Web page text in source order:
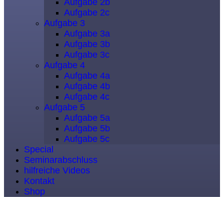
Aufgabe 2b
Aufgabe 2c
Aufgabe 3
Aufgabe 3a
Aufgabe 3b
Aufgabe 3c
Aufgabe 4
Aufgabe 4a
Aufgabe 4b
Aufgabe 4c
Aufgabe 5
Aufgabe 5a
Aufgabe 5b
Aufgabe 5c
Special
Seminarabschluss
hilfreiche Videos
Kontakt
Shop